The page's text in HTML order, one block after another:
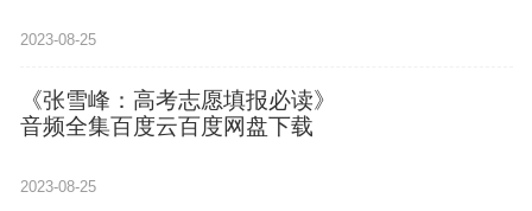
2023-08-25
《张雪峰：高考志愿填报必读》
音频全集百度云百度网盘下载
2023-08-25